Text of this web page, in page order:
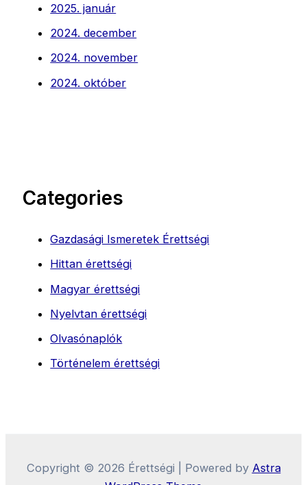
2025. január
2024. december
2024. november
2024. október
Categories
Gazdasági Ismeretek Érettségi
Hittan érettségi
Magyar érettségi
Nyelvtan érettségi
Olvasónaplók
Történelem érettségi
Copyright © 2026 Érettségi | Powered by Astra